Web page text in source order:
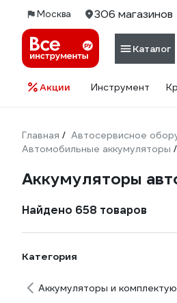
Москва 306 магазинов
Каталог
Акции Инструмент
Главная / Автосервисное
Автомобильные аккумуляторы /
Аккумуляторы
Найдено 658 товаров
Категория
Аккумуляторы и